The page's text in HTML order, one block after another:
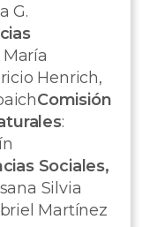
G.
María
Henrich,
Comisión
:
Sociales,
Silvia
Martínez